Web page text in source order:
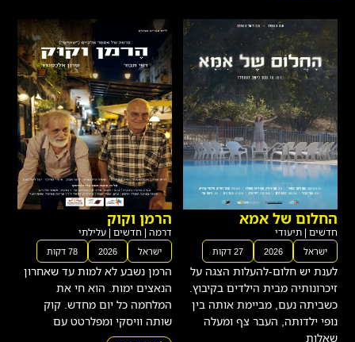
החלום של אמא
חדשים |תיעודי
ישראל 2026 27 דקות
לענת יש חלום-להעלות הצגה על
זיכרונותיה מבית הילדים בקיבוץ.
כשביתה נעם, מביימת אותה בין
נופי ילדותה, העבר צף ומעלה
שאלות
הרמן וקוק
דרמה | חדשים | עלילתי
ישראל 2026 78 דקות
הרמן נשבע לא למות עד שאחרון
הנאצים ימות. הוא חי את
המלחמה כל יום מחדש. קוק
שותה וויסקי ומפלרטט עם